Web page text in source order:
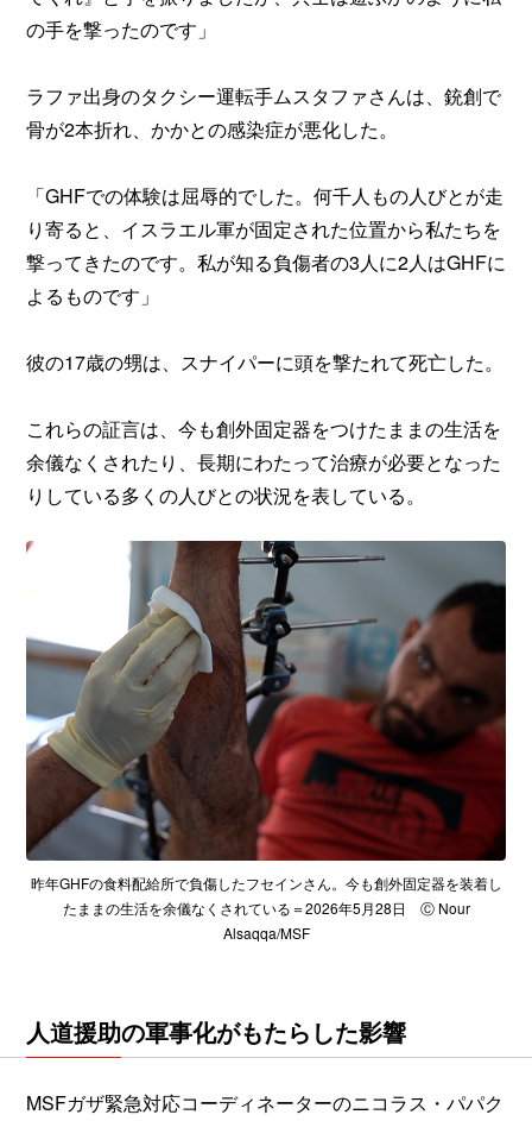
の手を撃ったのです」
ラファ出身のタクシー運転手ムスタファさんは、銃創で
骨が2本折れ、かかとの感染症が悪化した。
「GHFでの体験は屈辱的でした。何千人もの人びとが走
り寄ると、イスラエル軍が固定された位置から私たちを
撃ってきたのです。私が知る負傷者の3人に2人はGHFに
よるものです」
彼の17歳の甥は、スナイパーに頭を撃たれて死亡した。
これらの証言は、今も創外固定器をつけたままの生活を
余儀なくされたり、長期にわたって治療が必要となった
りしている多くの人びとの状況を表している。
昨年GHFの食料配給所で負傷したフセインさん。今も創外固定器を装着し
たままの生活を余儀なくされている＝2026年5月28日 Ⓒ Nour
Alsaqqa/MSF
人道援助の軍事化がもたらした影響
MSFガザ緊急対応コーディネーターのニコラス・パパク